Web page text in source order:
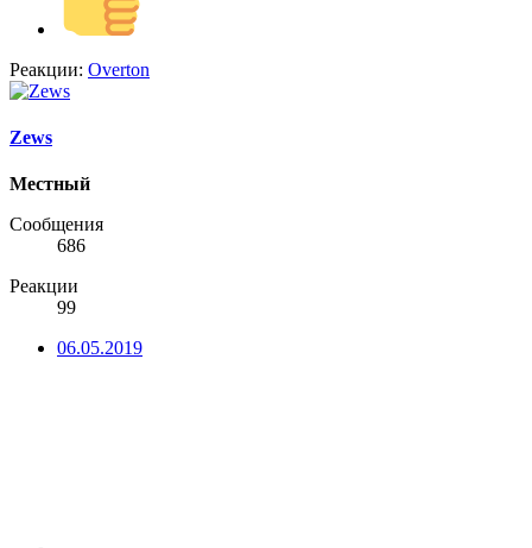
Реакции: Overton
Zews
Местный
Сообщения
686
Реакции
99
06.05.2019